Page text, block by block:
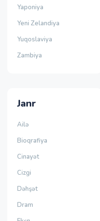
Yaponiya
Yeni Zelandiya
Yuqoslaviya
Zambiya
Janr
Ailə
Bioqrafiya
Cinayət
Cizgi
Dəhşət
Dram